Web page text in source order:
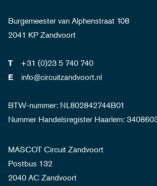
Burgemeester van Alphenstraat 108
2041 KP Zandvoort
T +31 (0)23 5 740 740
E info@circuitzandvoort.nl
BTW-nummer: NL802842744B01
Nummer Handelsregister Haarlem:
MASCOT Circuit Zandvoort
Postbus 132
2040 AC Zandvoort